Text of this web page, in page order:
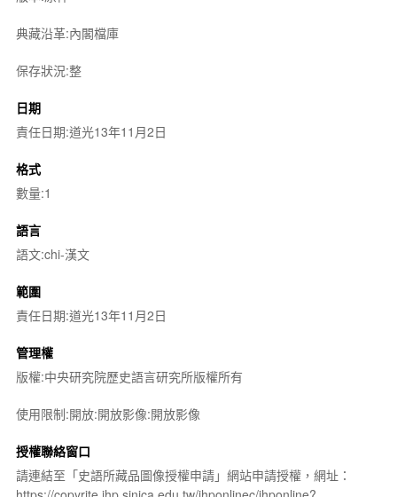
典藏沿革:內閣檔庫
保存狀況:整
日期
責任日期:道光13年11月2日
格式
數量:1
語言
語文:chi-漢文
範圍
責任日期:道光13年11月2日
管理權
版權:中央研究院歷史語言研究所版權所有
使用限制:開放:開放影像:開放影像
授權聯絡窗口
請連結至「史語所藏品圖像授權申請」網站申請授權，網址：